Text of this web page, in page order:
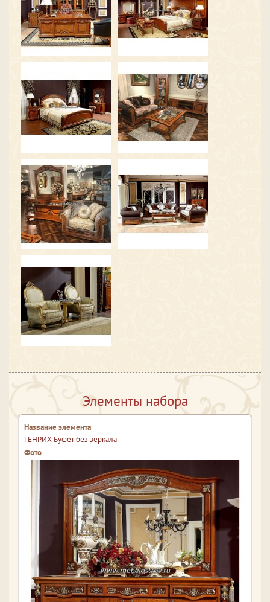
Элементы набора
ГЕНРИХ Буфет без зеркала